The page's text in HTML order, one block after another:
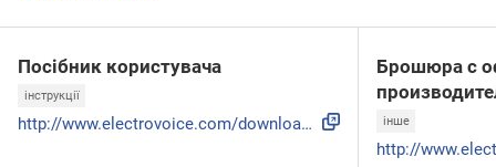
Посібник користувача
інструкції
http://www.electrovoice.com/downloadfile.php?i=1271
Брошюра с
інше